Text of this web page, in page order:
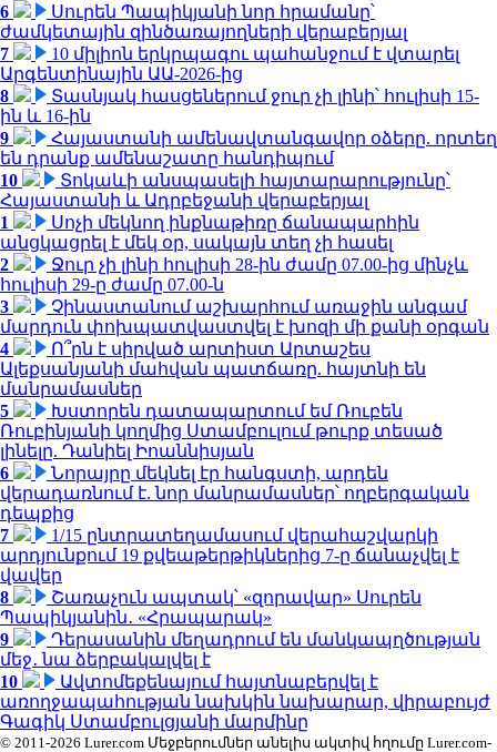
6
Սուրեն Պապիկյանի նոր հրամանը՝
ժամկետային զինծառայողների վերաբերյալ
7
10 միլիոն երկրպագու պահանջում է վտարել
Արգենտինային ԱԱ-2026-ից
8
Տասնյակ հասցեներում ջուր չի լինի՝ հուլիսի 15-
ին և 16-ին
9
Հայաստանի ամենավտանգավոր օձերը. որտեղ
են դրանք ամենաշատը հանդիպում
10
Տոկաևի անսպասելի հայտարարությունը՝
Հայաստանի և Ադրբեջանի վերաբերյալ
1
Սոչի մեկնող ինքնաթիռը ճանապարհին
անցկացրել է մեկ օր, սակայն տեղ չի հասել
2
Ջուր չի լինի հուլիսի 28-ին ժամը 07.00-ից մինչև
հուլիսի 29-ը ժամը 07.00-ն
3
Չինաստանում աշխարհում առաջին անգամ
մարդուն փոխպատվաստվել է խոզի մի քանի օրգան
4
Ո՞րն է սիրված արտիստ Արտաշես
Ալեքսանյանի մահվան պատճառը. հայտնի են
մանրամասներ
5
Խստորեն դատապարտում եմ Ռուբեն
Ռուբինյանի կողմից Ստամբուլում թուրք տեսած
լինելը. Դանիել Իոաննիսյան
6
Նորայրը մեկնել էր հանգստի, արդեն
վերադառնում է. նոր մանրամասներ՝ ողբերգական
դեպքից
7
1/15 ընտրատեղամասում վերահաշվարկի
արդյունքում 19 քվեաթերթիկներից 7-ը ճանաչվել է
վավեր
8
Շառաչուն ապտակ՝ «զորավար» Սուրեն
Պապիկյանին․ «Հրապարակ»
9
Դերասանին մեղադրում են մանկապղծության
մեջ․ նա ձերբակալվել է
10
Ավտոմեքենայում հայտնաբերվել է
առողջապահության նախկին նախարար, վիրաբույժ
Գագիկ Ստամբուլցյանի մարմինը
© 2011-2026 Lurer.com Մեջբերումներ անելիս ակտիվ հղումը Lurer.com-